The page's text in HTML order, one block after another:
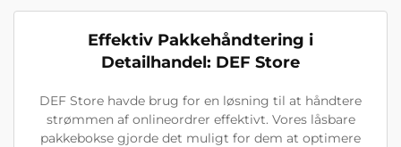
Effektiv Pakkehåndtering i
Detailhandel: DEF Store
DEF Store havde brug for en løsning til at håndtere
strømmen af onlineordrer effektivt. Vores låsbare
pakkebokse gjorde det muligt for dem at optimere